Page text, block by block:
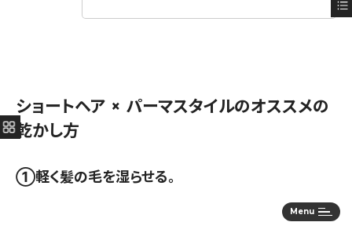
Menu
ショートヘア × パーマスタイルのオススメの
乾かし方
①軽く髪の毛を湿らせる。
まずは軽く髪の毛を湿らせて寝癖をとりつつスタイリングのベースを